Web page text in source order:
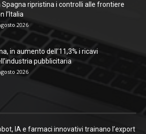
Spagna ripristina i controlli alle frontiere
l’Italia
2026
in aumento dell’11,3% i ricavi
pubblicitaria
2026
IA e farmaci innovativi trainano l’export